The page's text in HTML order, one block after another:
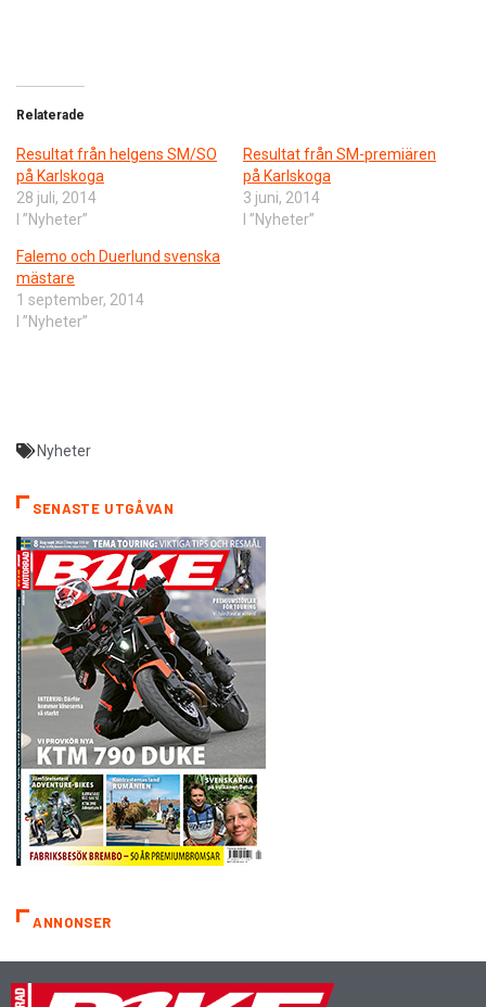
Relaterade
Resultat från helgens SM/SO
på Karlskoga
28 juli, 2014
I ”Nyheter”
Resultat från SM-premiären
på Karlskoga
3 juni, 2014
I ”Nyheter”
Falemo och Duerlund svenska
mästare
1 september, 2014
I ”Nyheter”
Nyheter
SENASTE UTGÅVAN
ANNONSER